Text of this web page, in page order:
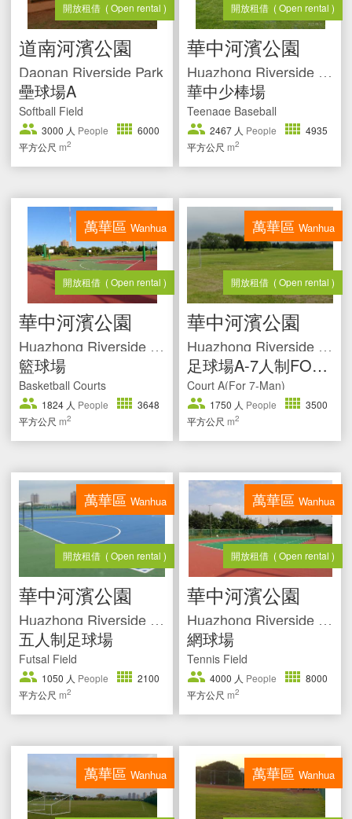
開放租借 ( Open rental )
道南河濱公園
Daonan Riverside Park
壘球場A
Softball Field
3000 人 People
6000
平方公尺 m2
開放租借 ( Open rental )
華中河濱公園
Huazhong Riverside Park
華中少棒場
Teenage Baseball
2467 人 People
4935
平方公尺 m2
萬華區 Wanhua
開放租借 ( Open rental )
華中河濱公園
Huazhong Riverside Park
籃球場
Basketball Courts
1824 人 People
3648
平方公尺 m2
萬華區 Wanhua
開放租借 ( Open rental )
華中河濱公園
Huazhong Riverside Park
足球場A-7人制FOOTBALL
Court A(For 7-Man)
1750 人 People
3500
平方公尺 m2
萬華區 Wanhua
開放租借 ( Open rental )
華中河濱公園
Huazhong Riverside Park
五人制足球場
Futsal Field
1050 人 People
2100
平方公尺 m2
萬華區 Wanhua
開放租借 ( Open rental )
華中河濱公園
Huazhong Riverside Park
網球場
Tennis Field
4000 人 People
8000
平方公尺 m2
萬華區 Wanhua 萬華區 Wanhua